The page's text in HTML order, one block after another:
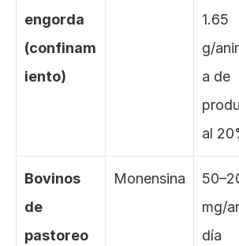
engorda
(confinam
iento)
1.65
g/
a de
al
Bovinos
de
pastoreo
Monensina
mg/
día